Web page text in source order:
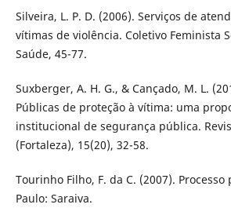
Silveira, L. P. D. (2006). Serviços de
vítimas de violência. Coletivo Feminista
Saúde, 45-77.
Suxberger, A. H. G., & Cançado, M. L.
Públicas de proteção à vítima: uma
institucional de segurança pública.
(Fortaleza), 15(20), 32-58.
Tourinho Filho, F. da C. (2007). Processo
Paulo: Saraiva.